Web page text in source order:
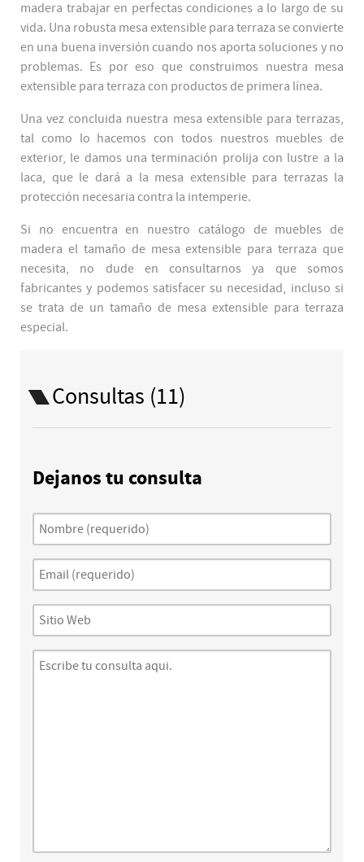
madera trabajar en perfectas condiciones a lo largo de su
vida. Una robusta mesa extensible para terraza se convierte
en una buena inversión cuando nos aporta soluciones y no
problemas. Es por eso que construimos nuestra mesa
extensible para terraza con productos de primera línea.
Una vez concluida nuestra mesa extensible para terrazas,
tal como lo hacemos con todos nuestros muebles de
exterior, le damos una terminación prolija con lustre a la
laca, que le dará a la mesa extensible para terrazas la
protección necesaria contra la intemperie.
Si no encuentra en nuestro catálogo de muebles de
madera el tamaño de mesa extensible para terraza que
necesita, no dude en consultarnos ya que somos
fabricantes y podemos satisfacer su necesidad, incluso si
se trata de un tamaño de mesa extensible para terraza
especial.
Consultas (11)
Dejanos tu consulta